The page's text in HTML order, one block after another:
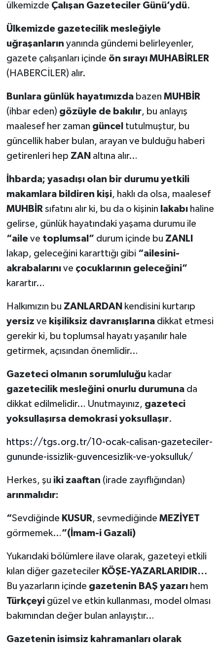
ülkemizde Çalışan Gazeteciler Günü’ydü.
Ülkemizde gazetecilik mesleğiyle
uğraşanların yanında gündemi belirleyenler,
gazete çalışanları içinde ön sırayı MUHABİRLER
(HABERCİLER) alır.
Bunlara günlük hayatımızdabazen MUHBİR
(ihbar eden) gözüyle de bakılır, bu anlayış
maalesef her zaman güncel tutulmuştur, bu
güncellik haber bulan, arayan ve bulduğu haberi
getirenleri hep ZAN altına alır…
İhbarda; yasadışı olan bir durumu yetkili
makamlara bildiren kişi, haklı da olsa, maalesef
MUHBİR sıfatını alır ki, bu da o kişinin lakabıhaline
gelirse, günlük hayatındaki yaşama durumu ile
“aileve toplumsal” durum içinde bu ZANLI
lakap, geleceğini kararttığı gibi “ailesini-
akrabalarınıve çocuklarının geleceğini”
karartır…
Halkımızın bu ZANLARDAN kendisini kurtarıp
yersiz ve kişiliksiz davranışlarınadikkat etmesi
gerekir ki, bu toplumsal hayatı yaşanılır hale
getirmek, açısından önemlidir…
Gazeteci olmanın sorumluluğukadar
gazetecilik mesleğini onurlu durumunada
dikkat edilmelidir… Unutmayınız, gazeteci
yoksullaşırsa demokrasi yoksullaşır.
https://tgs.org.tr/10-ocak-calisan-gazeteciler-
gununde-issizlik-guvencesizlik-ve-yoksulluk/
Herkes, şu iki zaaftan (irade zayıflığından)
arınmalıdır:
“Sevdiğinde KUSUR, sevmediğinde MEZİYET
görmemek…”(İmam-i Gazali)
Yukarıdaki bölümlere ilave olarak, gazeteyi etkili
kılan diğer gazeteciler KÖŞE-YAZARLARIDIR…
Bu yazarların içinde gazetenin BAŞ yazarıhem
Türkçeyigüzel ve etkin kullanması, model olması
bakımından değer bulan anlayıştır…
Gazetenin isimsiz kahramanları olarak